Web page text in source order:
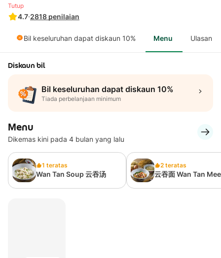
4.7·2818 penilaian
Tutup
Bil keseluruhan dapat diskaun 10% Menu Ulasan
Diskaun bil
Bil keseluruhan dapat diskaun 10%
Tiada perbelanjaan minimum
Menu
Dikemas kini pada 4 bulan yang lalu
1 teratas
Wan Tan Soup 云吞汤
2 teratas
云吞面 Wan Tan Mee